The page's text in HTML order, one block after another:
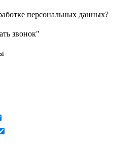
персональных данных?
звонок"